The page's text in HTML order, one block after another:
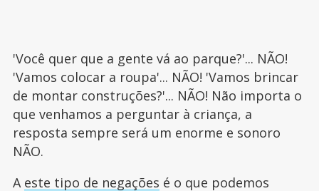
'Você quer que a gente vá ao parque?'... NÃO!
'Vamos colocar a roupa'... NÃO! 'Vamos brincar
de montar construções?'... NÃO! Não importa o
que venhamos a perguntar à criança, a
resposta sempre será um enorme e sonoro
NÃO.
A este tipo de negações é o que podemos